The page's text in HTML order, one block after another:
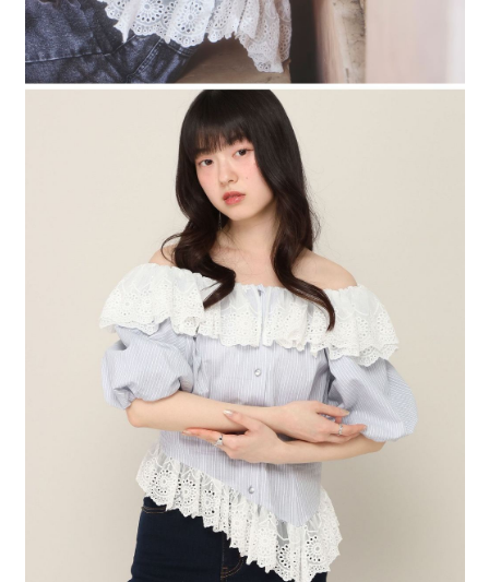
４．使用「AFTEE先享後付」時，將依據個別帳號之用戶狀況，依本公司即
時審查核予不同之上限額度；若仍有額度不足之情形，本公司將視審查結果
請求用戶進行身份認證。
５．嚴禁一人註冊多個帳號或使用他人資訊註冊。若發現惡意使用之情形，
恩沛科技股份有限公司將有權停止該用戶之使用額度並採取法律行動。